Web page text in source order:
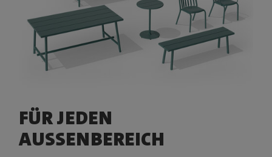
FÜR JEDEN
AUSSENBEREICH